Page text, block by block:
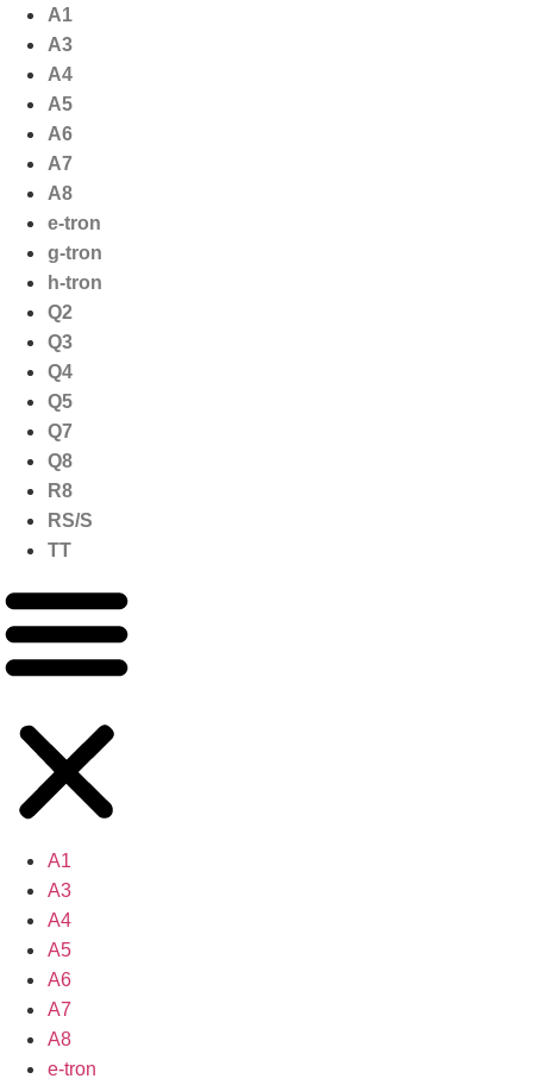
naar
inhoud
A1
A3
A4
A5
A6
A7
A8
e-tron
g-tron
h-tron
Q2
Q3
Q4
Q5
Q7
Q8
R8
RS/S
TT
A1
A3
A4
A5
A6
A7
A8
e-tron